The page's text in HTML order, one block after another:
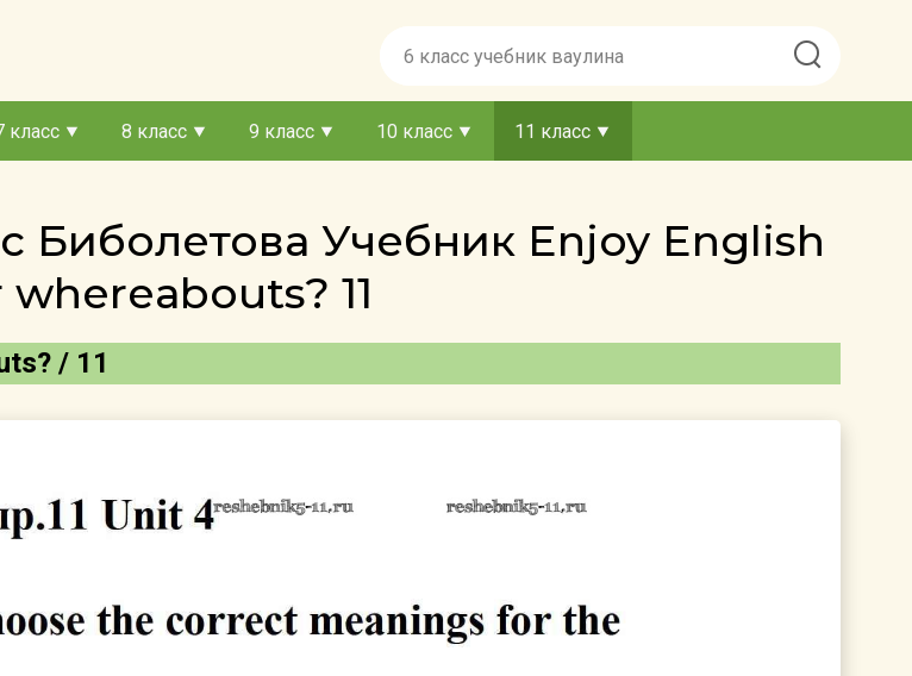
класс 8 класс 9 класс 10 класс 11 класс
Биболетова Учебник Enjoy English
11
/ 11